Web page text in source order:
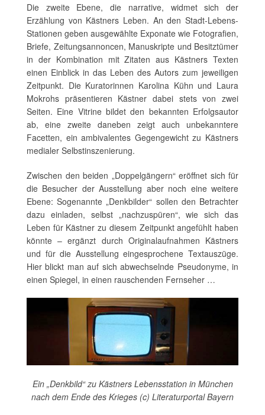
Die zweite Ebene, die narrative, widmet sich der
Erzählung von Kästners Leben. An den Stadt-Lebens-
Stationen geben ausgewählte Exponate wie Fotografien,
Briefe, Zeitungsannoncen, Manuskripte und Besitztümer
in der Kombination mit Zitaten aus Kästners Texten
einen Einblick in das Leben des Autors zum jeweiligen
Zeitpunkt. Die Kuratorinnen Karolina Kühn und Laura
Mokrohs präsentieren Kästner dabei stets von zwei
Seiten. Eine Vitrine bildet den bekannten Erfolgsautor
ab, eine zweite daneben zeigt auch unbekanntere
Facetten, ein ambivalentes Gegengewicht zu Kästners
medialer Selbstinszenierung.
Zwischen den beiden „Doppelgängern“ eröffnet sich für
die Besucher der Ausstellung aber noch eine weitere
Ebene: Sogenannte „Denkbilder“ sollen den Betrachter
dazu einladen, selbst „nachzuspüren“, wie sich das
Leben für Kästner zu diesem Zeitpunkt angefühlt haben
könnte – ergänzt durch Originalaufnahmen Kästners
und für die Ausstellung eingesprochene Textauszüge.
Hier blickt man auf sich abwechselnde Pseudonyme, in
einen Spiegel, in einen rauschenden Fernseher …
Ein „Denkbild“ zu Kästners Lebensstation in München
nach dem Ende des Krieges (c) Literaturportal Bayern